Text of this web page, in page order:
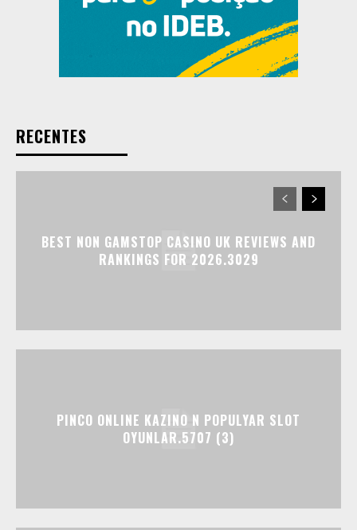
RECENTES
BEST NON GAMSTOP CASINO UK REVIEWS AND
RANKINGS FOR 2026.3029
PINCO ONLINE KAZINO N POPULYAR SLOT
OYUNLAR.5707 (3)